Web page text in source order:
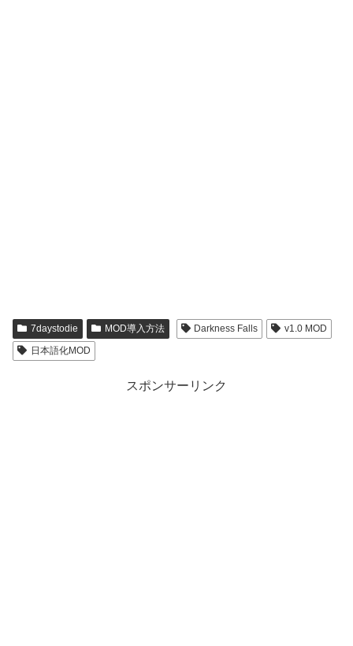
7daystodie MOD導入方法 Darkness Falls
v1.0 MOD
日本語化MOD
スポンサーリンク